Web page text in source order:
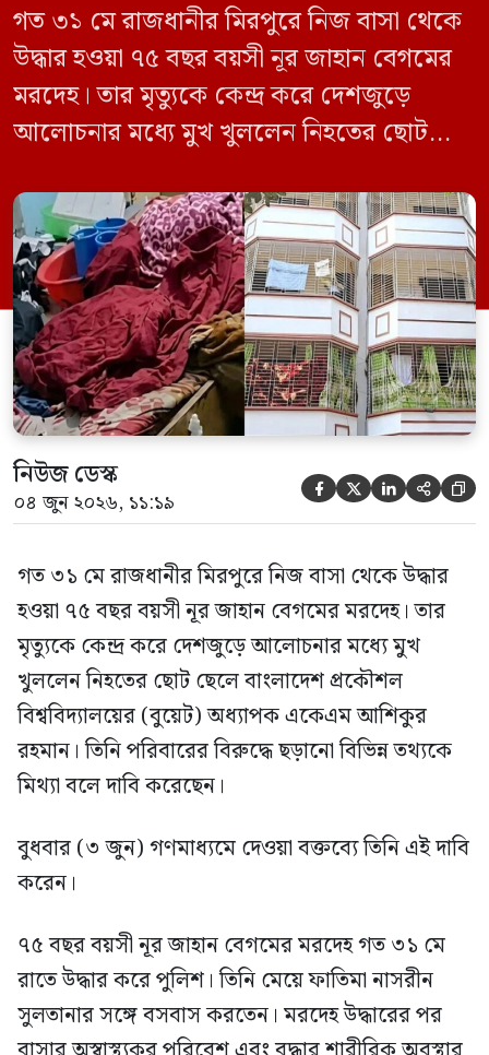
গত ৩১ মে রাজধানীর মিরপুরে নিজ বাসা থেকে
উদ্ধার হওয়া ৭৫ বছর বয়সী নূর জাহান বেগমের
মরদেহ। তার মৃত্যুকে কেন্দ্র করে দেশজুড়ে
আলোচনার মধ্যে মুখ খুললেন নিহতের ছোট
(বুয়েট) অধ্যাপক একেএম আশিকুর রহমান।
তিনি পরিবারের বিরুদ্ধে ছড়ানো বিভিন্ন তথ্যকে
মিথ্যা বলে দাবি করেছেন। বুধবার (৩ জুন)
গণমাধ্যমে দেওয়া বক্তব্যে তিনি এই […]
নিউজ ডেস্ক
০৪ জুন ২০২৬, ১১:১৯     
গত ৩১ মে রাজধানীর মিরপুরে নিজ বাসা থেকে উদ্ধার
হওয়া ৭৫ বছর বয়সী নূর জাহান বেগমের মরদেহ। তার
মৃত্যুকে কেন্দ্র করে দেশজুড়ে আলোচনার মধ্যে মুখ
খুললেন নিহতের ছোট ছেলে বাংলাদেশ প্রকৌশল
বিশ্ববিদ্যালয়ের (বুয়েট) অধ্যাপক একেএম আশিকুর
রহমান। তিনি পরিবারের বিরুদ্ধে ছড়ানো বিভিন্ন তথ্যকে
মিথ্যা বলে দাবি করেছেন।
বুধবার (৩ জুন) গণমাধ্যমে দেওয়া বক্তব্যে তিনি এই দাবি
করেন।
৭৫ বছর বয়সী নূর জাহান বেগমের মরদেহ গত ৩১ মে
রাতে উদ্ধার করে পুলিশ। তিনি মেয়ে ফাতিমা নাসরীন
সুলতানার সঙ্গে বসবাস করতেন। মরদেহ উদ্ধারের পর